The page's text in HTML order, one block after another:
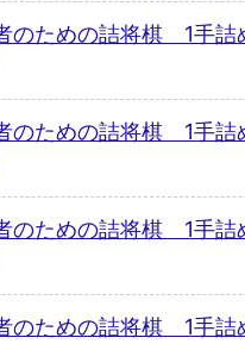
のための詰将棋 1手
のための詰将棋 1手
のための詰将棋 1手
のための詰将棋 1手